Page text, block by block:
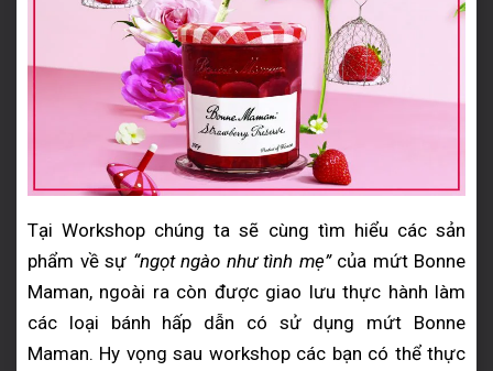
Tại Workshop chúng ta sẽ cùng tìm hiểu các sản
phẩm về sự “ngọt ngào như tình mẹ” của mứt Bonne
Maman, ngoài ra còn được giao lưu thực hành làm
các loại bánh hấp dẫn có sử dụng mứt Bonne
Maman. Hy vọng sau workshop các bạn có thể thực